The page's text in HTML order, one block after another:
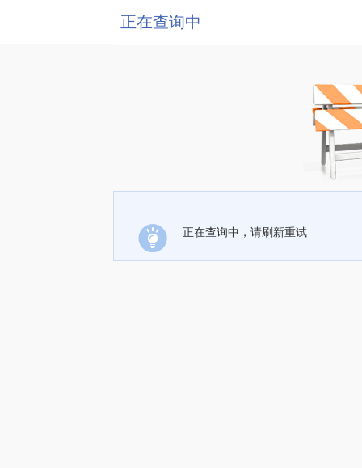
正在查询中
正在查询中，请刷新重试